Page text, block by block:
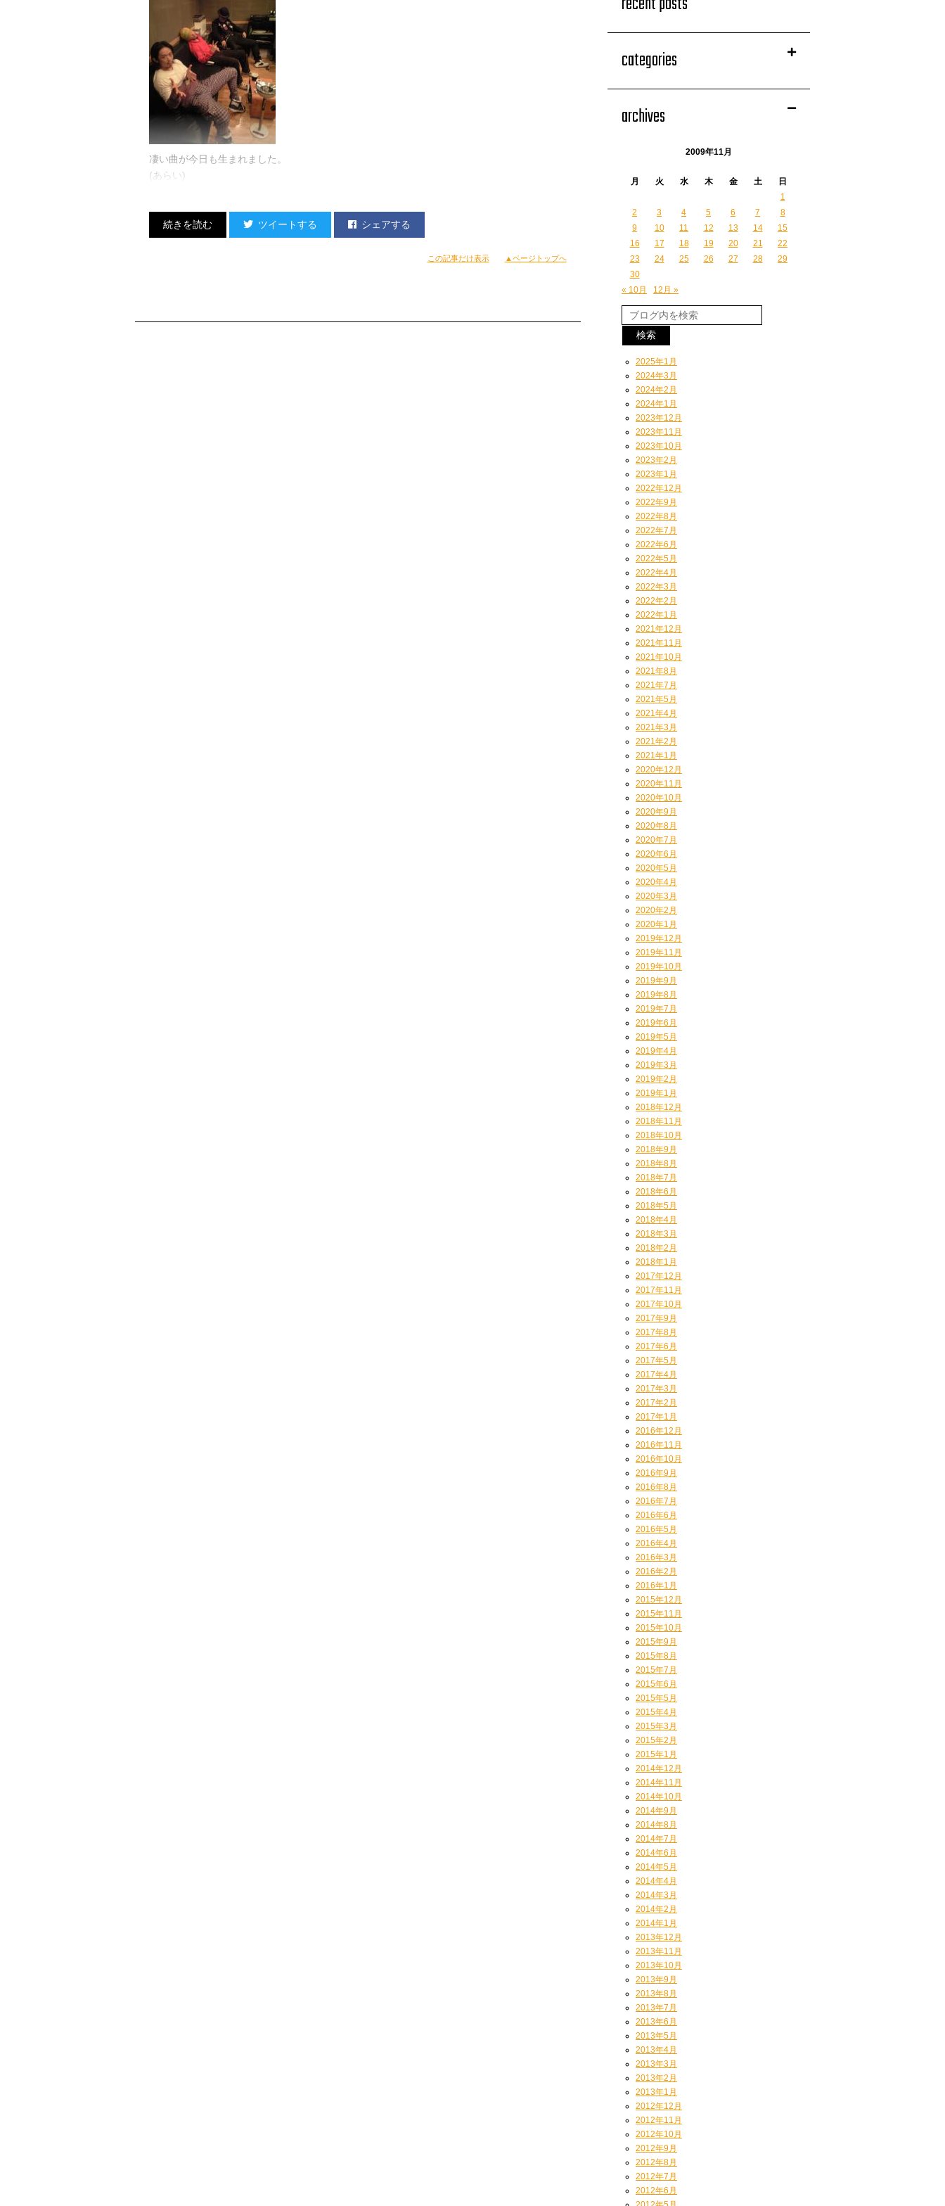
凄い曲が今日も生まれました。
(あらい)
ツイートする シェアする
この記事だけ表示 ▲ページトップへ
categories
archives
2009年11月
月 火 水 木 金 土
日
1
2
3 4 5 6 7
8
9
10 11 12 13 14
15
16
17 18 19 20 21
22
23
24 25 26 27 28
29
30
« 10月
12月 »
2025年1月
2024年3月
2024年2月
2024年1月
2023年12月
2023年11月
2023年10月
2023年2月
2023年1月
2022年12月
2022年9月
2022年8月
2022年7月
2022年6月
2022年5月
2022年4月
2022年3月
2022年2月
2022年1月
2021年12月
2021年11月
2021年10月
2021年8月
2021年7月
2021年5月
2021年4月
2021年3月
2021年2月
2021年1月
2020年12月
2020年11月
2020年10月
2020年9月
2020年8月
2020年7月
2020年6月
2020年5月
2020年4月
2020年3月
2020年2月
2020年1月
2019年12月
2019年11月
2019年10月
2019年9月
2019年8月
2019年7月
2019年6月
2019年5月
2019年4月
2019年3月
2019年2月
2019年1月
2018年12月
2018年11月
2018年10月
2018年9月
2018年8月
2018年7月
2018年6月
2018年5月
2018年4月
2018年3月
2018年2月
2018年1月
2017年12月
2017年11月
2017年10月
2017年9月
2017年8月
2017年6月
2017年5月
2017年4月
2017年3月
2017年2月
2017年1月
2016年12月
2016年11月
2016年10月
2016年9月
2016年8月
2016年7月
2016年6月
2016年5月
2016年4月
2016年3月
2016年2月
2016年1月
2015年12月
2015年11月
2015年10月
2015年9月
2015年8月
2015年7月
2015年6月
2015年5月
2015年4月
2015年3月
2015年2月
2015年1月
2014年12月
2014年11月
2014年10月
2014年9月
2014年8月
2014年7月
2014年6月
2014年5月
2014年4月
2014年3月
2014年2月
2014年1月
2013年12月
2013年11月
2013年10月
2013年9月
2013年8月
2013年7月
2013年6月
2013年5月
2013年4月
2013年3月
2013年2月
2013年1月
2012年12月
2012年11月
2012年10月
2012年9月
2012年8月
2012年7月
2012年6月